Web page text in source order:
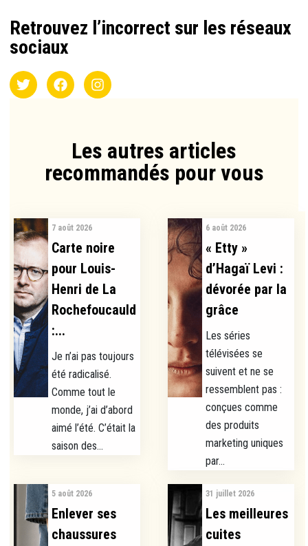
Retrouvez l’incorrect sur les réseaux
sociaux
Les autres articles
recommandés pour vous​
7 août 2026
Carte noire
pour Louis-
Henri de La
Rochefoucauld
:...
Je n’ai pas toujours
été radicalisé.
Comme tout le
monde, j’ai d’abord
aimé l’été. C’était la
saison des...
6 août 2026
« Etty »
d’Hagaï Levi :
dévorée par la
grâce
Les séries
télévisées se
suivent et ne se
ressemblent pas :
conçues comme
des produits
marketing uniques
par...
5 août 2026
Enlever ses
chaussures
31 juillet 2026
Les meilleures
cuites